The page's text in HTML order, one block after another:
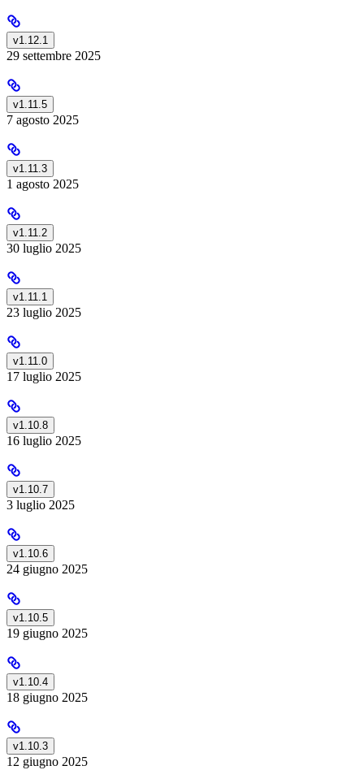
v1.12.1
29 settembre 2025
v1.11.5
7 agosto 2025
v1.11.3
1 agosto 2025
v1.11.2
30 luglio 2025
v1.11.1
23 luglio 2025
v1.11.0
17 luglio 2025
v1.10.8
16 luglio 2025
v1.10.7
3 luglio 2025
v1.10.6
24 giugno 2025
v1.10.5
19 giugno 2025
v1.10.4
18 giugno 2025
v1.10.3
12 giugno 2025